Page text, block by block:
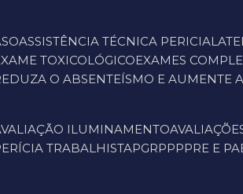
ASO ASSISTÊNCIA TÉCNICA PERICIAL
EXAME TOXICOLÓGICO EXAMES
REDUZA O ABSENTEÍSMO E AUMENTE
AVALIAÇÃO ILUMINAMENTO
PERÍCIA TRABALHISTA
PGR PPP PRE E